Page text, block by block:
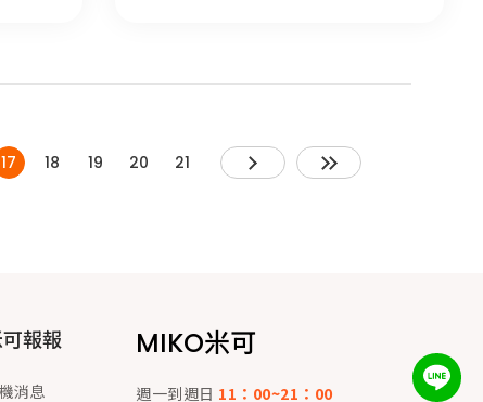
17 18 19 20 21
報報
消息
MIKO米可
週一到週日 11：00~21：00